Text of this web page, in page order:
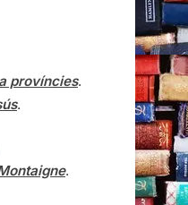
províncies.
.
.